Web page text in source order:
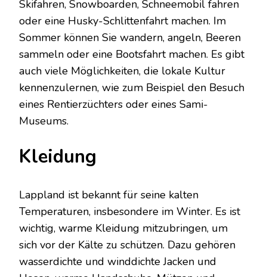
Skifahren, Snowboarden, Schneemobil fahren
oder eine Husky-Schlittenfahrt machen. Im
Sommer können Sie wandern, angeln, Beeren
sammeln oder eine Bootsfahrt machen. Es gibt
auch viele Möglichkeiten, die lokale Kultur
kennenzulernen, wie zum Beispiel den Besuch
eines Rentierzüchters oder eines Sami-
Museums.
Kleidung
Lappland ist bekannt für seine kalten
Temperaturen, insbesondere im Winter. Es ist
wichtig, warme Kleidung mitzubringen, um
sich vor der Kälte zu schützen. Dazu gehören
wasserdichte und winddichte Jacken und